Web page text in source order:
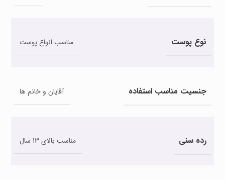
نوع پوست مناسب انواع پوست
جنسیت مناسب استفاده آقایان و خانم ها
رده سنی مناسب بالای 13 سال